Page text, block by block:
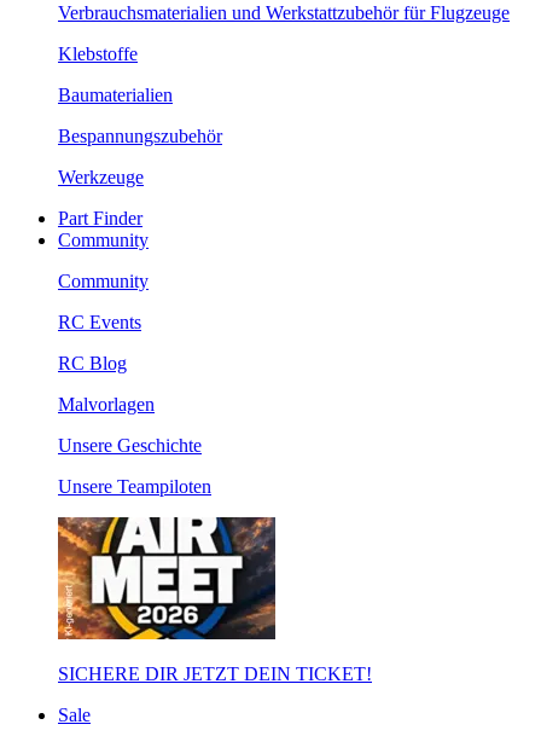
Verbrauchsmaterialien und Werkstattzubehör für Flugzeuge
Klebstoffe
Baumaterialien
Bespannungszubehör
Werkzeuge
Part Finder
Community
Community
RC Events
RC Blog
Malvorlagen
Unsere Geschichte
Unsere Teampiloten
SICHERE DIR JETZT DEIN TICKET!
Sale